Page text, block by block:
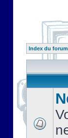
Index du forum